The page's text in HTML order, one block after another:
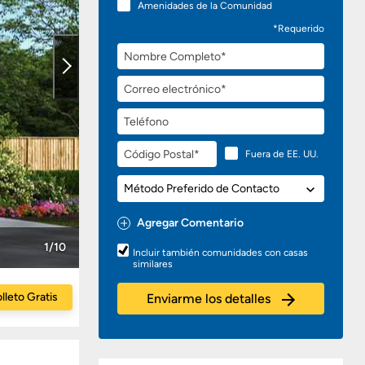
Amenidades de la Comunidad
*Requerido
Nombre
Completo
Correo
electrónico
Teléfono
Código
Postal
Fuera de EE. UU.
Método
Preferido
de
Contacto
Agregar Comentario
Preguntas
o
Comentarios
Incluir también comunidades con casas
similares
Enviarme los detalles
1/10
Gratis